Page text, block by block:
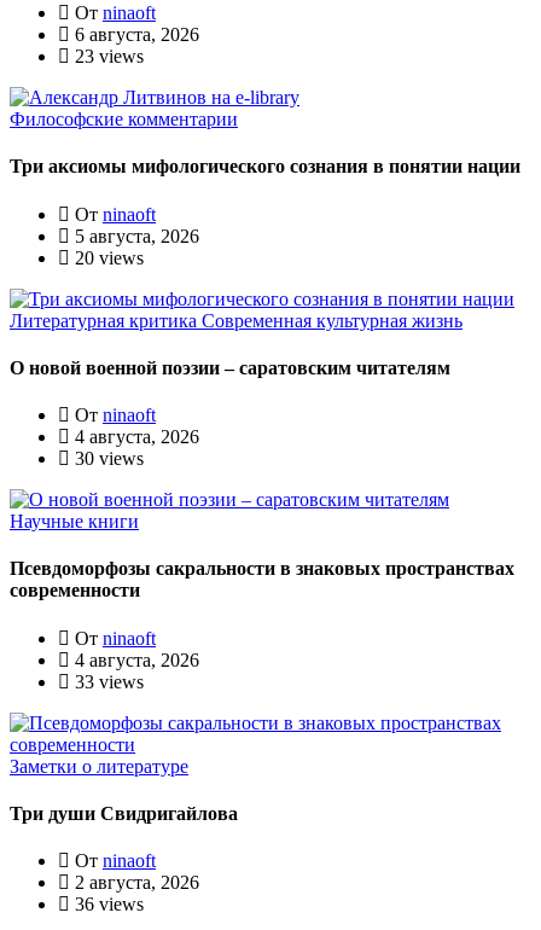
От ninaoft
6 августа, 2026
23 views
Философские комментарии
Три аксиомы мифологического сознания в понятии нации
От ninaoft
5 августа, 2026
20 views
Литературная критика Современная культурная жизнь
О новой военной поэзии – саратовским читателям
От ninaoft
4 августа, 2026
30 views
Научные книги
Псевдоморфозы сакральности в знаковых пространствах
современности
От ninaoft
4 августа, 2026
33 views
Заметки о литературе
Три души Свидригайлова
От ninaoft
2 августа, 2026
36 views